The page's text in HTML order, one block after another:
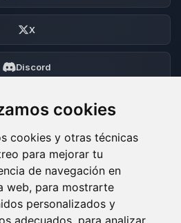
cookies
cookies y otras técnicas
para mejorar tu
de navegación en
web, para mostrarte
personalizados y
adecuados, para analizar
X
Discord
Foro
DE PAGO ACEPTADOS